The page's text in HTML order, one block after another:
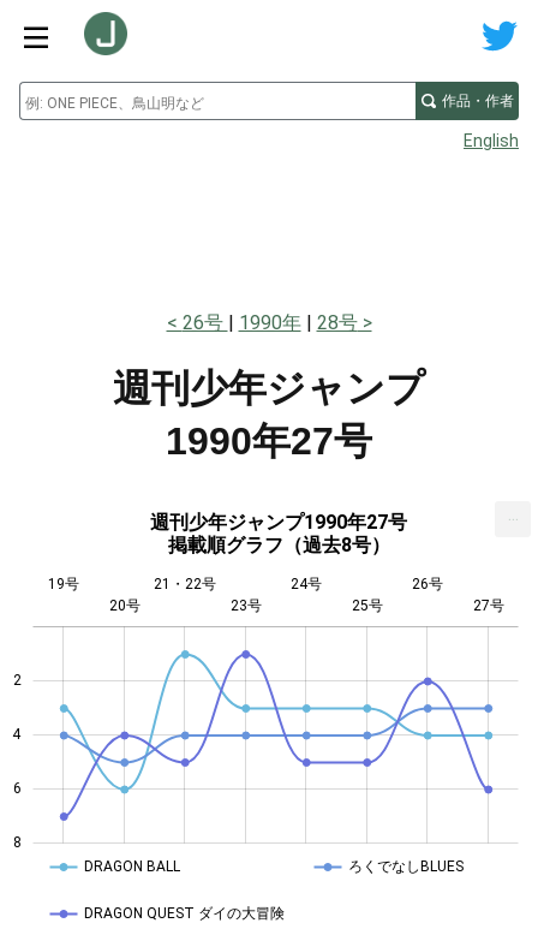
作品・作者
English
26号 1990年 28号
週刊少年ジャンプ
1990年27号
週刊少年ジャンプ1990年27号
掲載順グラフ（過去8号）
4
2
4
6
8
19号
20号
21・22号
23号
24号
25号
26号
27号
DRAGON BALL ろくでなしBLUES
DRAGON QUEST ダイの大冒険